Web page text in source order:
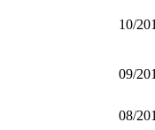
10/
09/
08/